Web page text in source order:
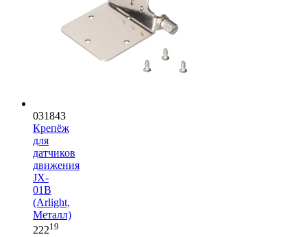
031843
Крепёж
для
датчиков
движения
JX-
01B
(Arlight,
Металл)
22219